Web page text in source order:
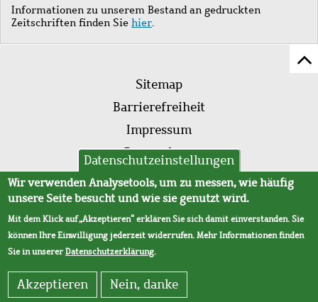
Informationen zu unserem Bestand an gedruckten
Zeitschriften finden Sie hier.
Fußleistenmenü
Sitemap
Barrierefreiheit
Impressum
Datenschutz
AVB
Datenschutzeinstellungen
Wir verwenden Analysetools, um zu messen, wie häufig
unsere Seite besucht und wie sie genutzt wird.
Mit dem Klick auf „Akzeptieren“ erklären Sie sich damit einverstanden. Sie
können Ihre Einwilligung jederzeit widerrufen. Mehr Informationen finden
Sie in unsererDatenschutzerklärung.
Akzeptieren Nein, danke